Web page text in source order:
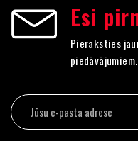
Esi
Pieraksties
piedāvājumiem.